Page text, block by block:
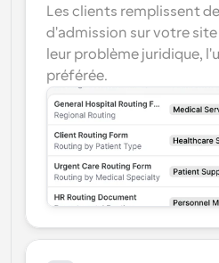
Les clients remplissent
d'admission sur votre
leur problème juridique,
préférée.